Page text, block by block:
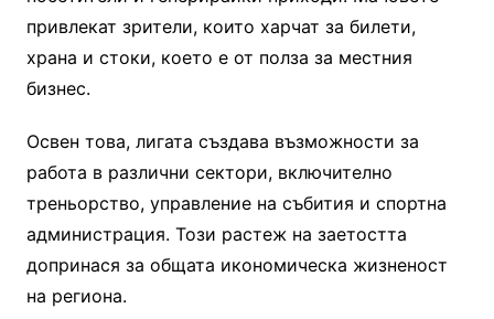
привлекат зрители, които харчат за билети,
храна и стоки, което е от полза за местния
бизнес.
Освен това, лигата създава възможности за
работа в различни сектори, включително
треньорство, управление на събития и спортна
администрация. Този растеж на заетостта
допринася за общата икономическа жизненост
на региона.